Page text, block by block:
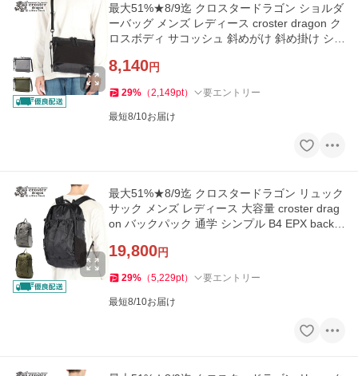
最大51%★8/9迄 クロスタードラゴン ショルダ
ーバッグ メンズ レディース croster dragon ク
ロスボディ サコッシュ 斜めがけ 斜め掛け シン
8,140円
29% （2,149pt） 要エントリー
最短8/10お届け
最大51%★8/9迄 クロスタードラゴン リュック
サック メンズ レディース 大容量 croster drag
on バックパック 通学 シンプル B4 EPX backp
19,800円
29% （5,229pt） 要エントリー
最短8/10お届け